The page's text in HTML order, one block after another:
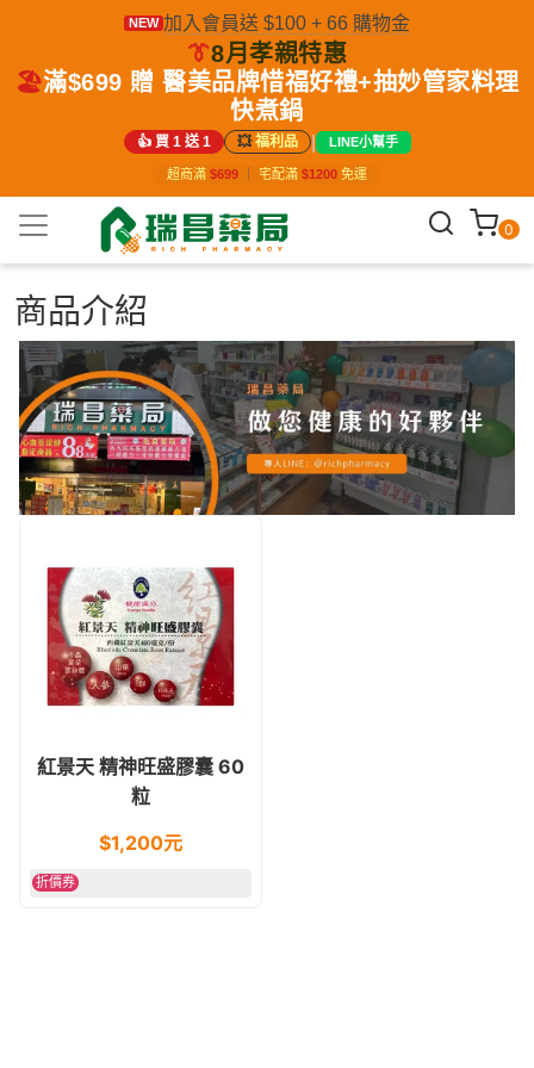
NEW 加入會員送 $100 + 66 購物金
👔8月孝親特惠
🏖️滿$699 贈 醫美品牌惜福好禮+抽妙管家料理
快煮鍋
👍 買 1 送 1 💥福利品 | LINE小幫手
超商滿 $699 宅配滿 $1200 免運
0
商品介紹
紅景天 精神旺盛膠囊 60
粒
$1,200元
折價券